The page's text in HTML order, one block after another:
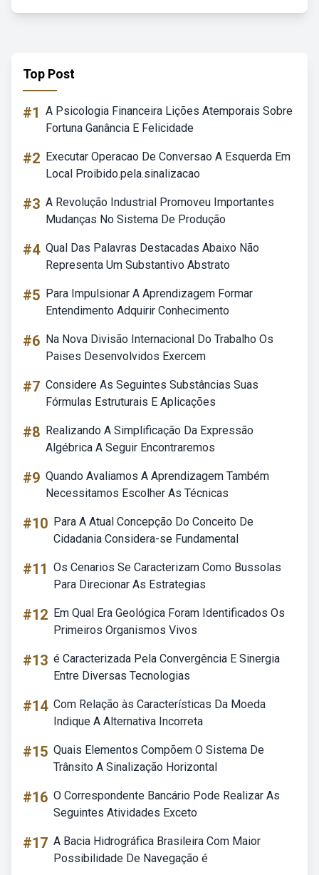
Top Post
#1 A Psicologia Financeira Lições Atemporais Sobre
Fortuna Ganância E Felicidade
#2 Executar Operacao De Conversao A Esquerda Em
Local Proibido.pela.sinalizacao
#3 A Revolução Industrial Promoveu Importantes
Mudanças No Sistema De Produção
#4 Qual Das Palavras Destacadas Abaixo Não
Representa Um Substantivo Abstrato
#5 Para Impulsionar A Aprendizagem Formar
Entendimento Adquirir Conhecimento
#6 Na Nova Divisão Internacional Do Trabalho Os
Paises Desenvolvidos Exercem
#7 Considere As Seguintes Substâncias Suas
Fórmulas Estruturais E Aplicações
#8 Realizando A Simplificação Da Expressão
Algébrica A Seguir Encontraremos
#9 Quando Avaliamos A Aprendizagem Também
Necessitamos Escolher As Técnicas
#10 Para A Atual Concepção Do Conceito De
Cidadania Considera-se Fundamental
#11 Os Cenarios Se Caracterizam Como Bussolas
Para Direcionar As Estrategias
#12 Em Qual Era Geológica Foram Identificados Os
Primeiros Organismos Vivos
#13 é Caracterizada Pela Convergência E Sinergia
Entre Diversas Tecnologias
#14 Com Relação às Características Da Moeda
Indique A Alternativa Incorreta
#15 Quais Elementos Compõem O Sistema De
Trânsito A Sinalização Horizontal
#16 O Correspondente Bancário Pode Realizar As
Seguintes Atividades Exceto
#17 A Bacia Hidrográfica Brasileira Com Maior
Possibilidade De Navegação é